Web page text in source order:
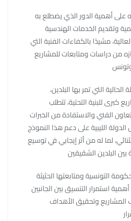
على أهمية الدور الذي يضطلع به
وتقديم الخدمات الهندسية
مشيدًا بالكفاءات الفنية التي
من دراسات ومتابعات للمشاريع
التي تمر بها البلدين،
كبرى للبنية التحتية، تتطلب
الفني والاستفادة من الخبرات
الليبية على دعم هذا النموذج
لما له من أثر إيجابي في توسيع
التونسية ومتابعتها الحثيثة
استمرار التنسيق بين الجانبين
وتحقيق الأهداف